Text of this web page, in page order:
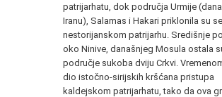
patrijarhatu, dok područja Urmije
Iranu), Salamas i Hakari priklonila su se
nestorijanskom patrijarhu. Središnje
oko Ninive, današnjeg Mosula ostala
područje sukoba dviju Crkvi.
dio istočno-sirijskih kršćana pristupa
kaldejskom patrijarhatu, tako da ova